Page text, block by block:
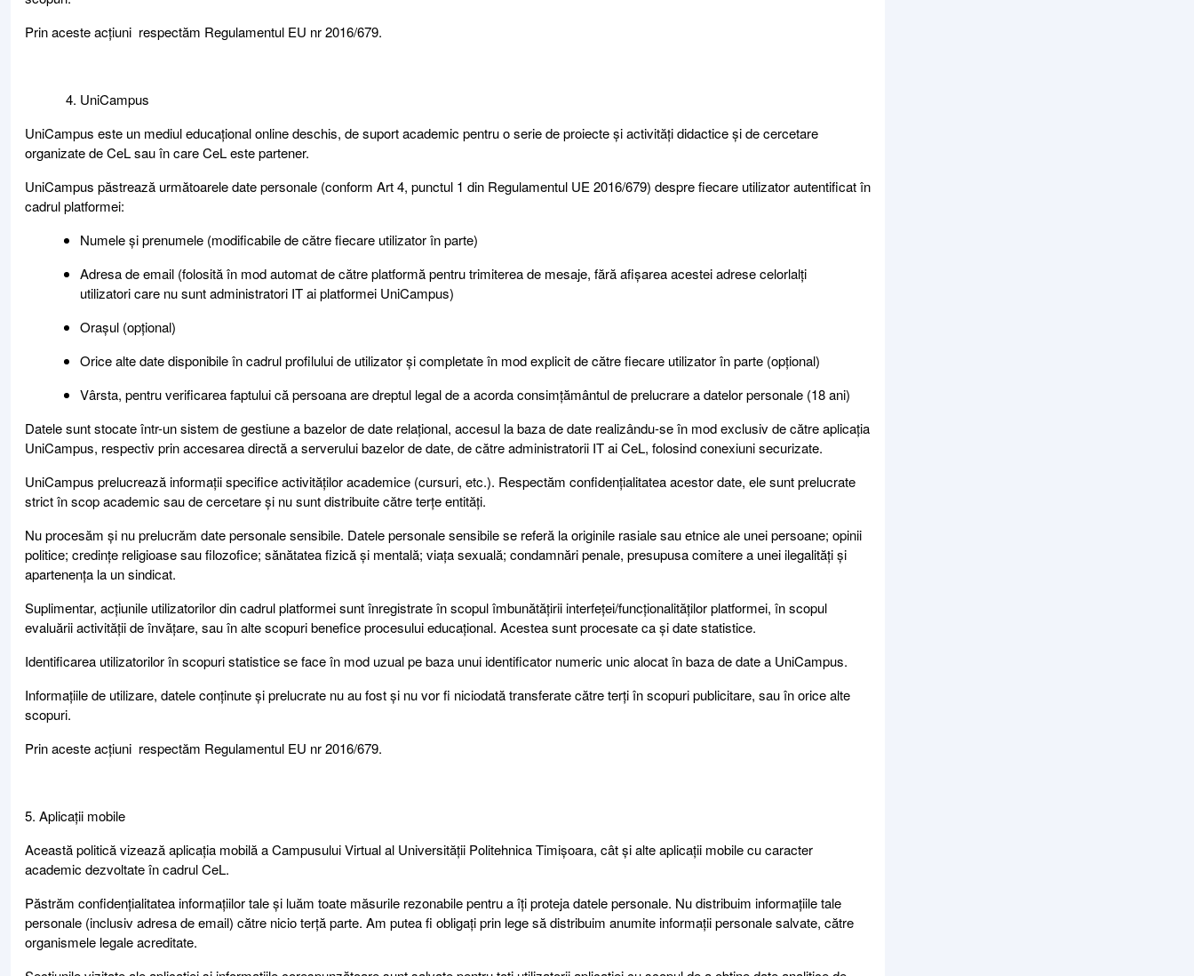
Prin aceste acțiuni respectăm Regulamentul EU nr 2016/679.
UniCampus
UniCampus este un mediul educațional online deschis, de suport academic pentru o serie de proiecte și activități didactice și de cercetare
organizate de CeL sau în care CeL este partener.
UniCampus păstrează următoarele date personale (conform Art 4, punctul 1 din Regulamentul UE 2016/679) despre fiecare utilizator autentificat în
cadrul platformei:
Numele și prenumele (modificabile de către fiecare utilizator în parte)
Adresa de email (folosită în mod automat de către platformă pentru trimiterea de mesaje, fără afișarea acestei adrese celorlalți
utilizatori care nu sunt administratori IT ai platformei UniCampus)
Orașul (opțional)
Orice alte date disponibile în cadrul profilului de utilizator și completate în mod explicit de către fiecare utilizator în parte (opțional)
Vârsta, pentru verificarea faptului că persoana are dreptul legal de a acorda consimțământul de prelucrare a datelor personale (18 ani)
Datele sunt stocate într-un sistem de gestiune a bazelor de date relațional, accesul la baza de date realizându-se în mod exclusiv de către aplicația
UniCampus, respectiv prin accesarea directă a serverului bazelor de date, de către administratorii IT ai CeL, folosind conexiuni securizate.
UniCampus prelucrează informații specifice activităților academice (cursuri, etc.). Respectăm confidențialitatea acestor date, ele sunt prelucrate
strict în scop academic sau de cercetare și nu sunt distribuite către terțe entități.
Nu procesăm și nu prelucrăm date personale sensibile. Datele personale sensibile se referă la originile rasiale sau etnice ale unei persoane; opinii
politice; credințe religioase sau filozofice; sănătatea fizică și mentală; viața sexuală; condamnări penale, presupusa comitere a unei ilegalități și
apartenența la un sindicat.
Suplimentar, acțiunile utilizatorilor din cadrul platformei sunt înregistrate în scopul îmbunătățirii interfeței/funcționalităților platformei, în scopul
evaluării activității de învățare, sau în alte scopuri benefice procesului educațional. Acestea sunt procesate ca și date statistice.
Identificarea utilizatorilor în scopuri statistice se face în mod uzual pe baza unui identificator numeric unic alocat în baza de date a UniCampus.
Informațiile de utilizare, datele conținute și prelucrate nu au fost și nu vor fi niciodată transferate către terți în scopuri publicitare, sau în orice alte
scopuri.
Prin aceste acțiuni respectăm Regulamentul EU nr 2016/679.
5. Aplicații mobile
Această politică vizează aplicația mobilă a Campusului Virtual al Universității Politehnica Timișoara, cât și alte aplicații mobile cu caracter
academic dezvoltate în cadrul CeL.
Păstrăm confidențialitatea informațiilor tale și luăm toate măsurile rezonabile pentru a îți proteja datele personale. Nu distribuim informațiile tale
personale (inclusiv adresa de email) către nicio terță parte. Am putea fi obligați prin lege să distribuim anumite informații personale salvate, către
organismele legale acreditate.